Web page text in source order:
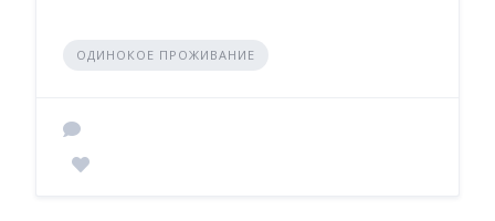
ОДИНОКОЕ ПРОЖИВАНИЕ